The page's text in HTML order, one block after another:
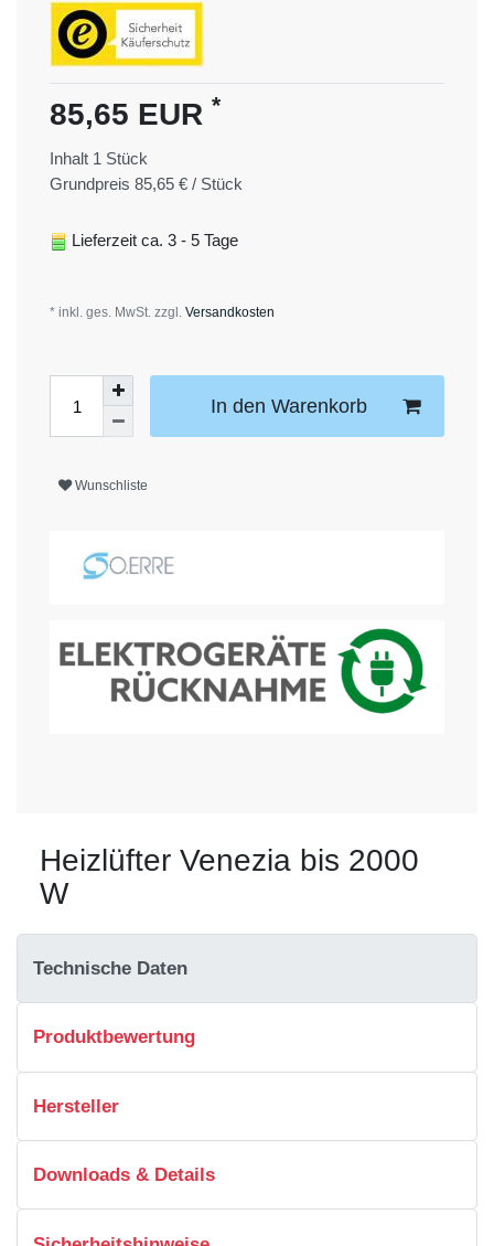
85,65 EUR *
Inhalt 1 Stück
Grundpreis 85,65 € / Stück
Lieferzeit ca. 3 - 5 Tage
* inkl. ges. MwSt. zzgl. Versandkosten
In den Warenkorb
Wunschliste
Heizlüfter Venezia bis 2000
W
Technische Daten
Produktbewertung
Hersteller
Downloads & Details